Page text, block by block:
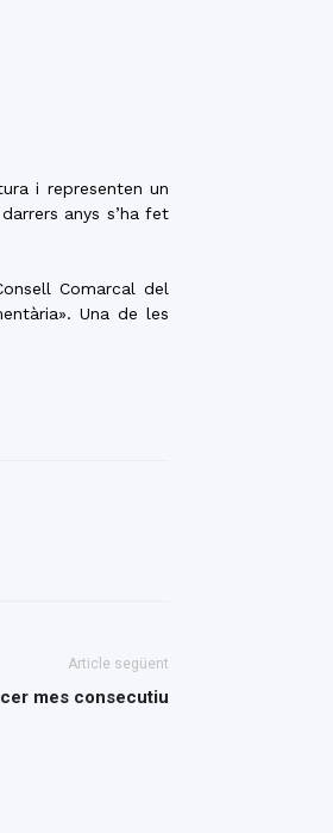
i representen un
anys s’ha fet
Comarcal del
Una de les
Article següent
mes consecutiu